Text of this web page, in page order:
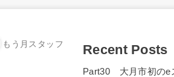
もう月スタッフ Recent Posts
Part30 大月市初のe